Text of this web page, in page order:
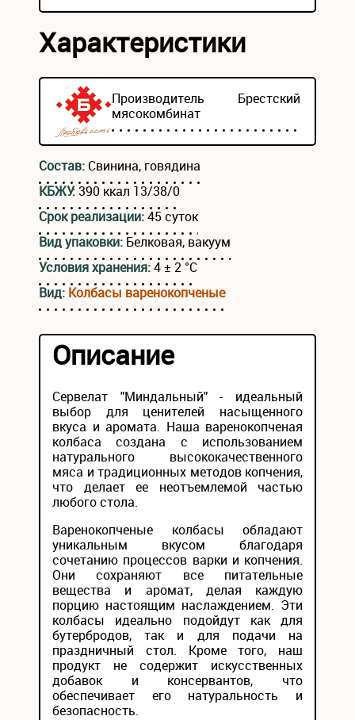
Характеристики
Производитель Брестский
мясокомбинат
Состав: Свинина, говядина
КБЖУ:390 ккал 13/38/0
Срок реализации:45 суток
Вид упаковки: Белковая, вакуум
Условия хранения:4 ± 2 °С
Вид: Колбасы варенокопченые
Описание
Сервелат "Миндальный" - идеальный
выбор для ценителей насыщенного
вкуса и аромата. Наша варенокопченая
колбаса создана с использованием
натурального высококачественного
мяса и традиционных методов копчения,
что делает ее неотъемлемой частью
любого стола.
Варенокопченые колбасы обладают
уникальным вкусом благодаря
сочетанию процессов варки и копчения.
Они сохраняют все питательные
вещества и аромат, делая каждую
порцию настоящим наслаждением. Эти
колбасы идеально подойдут как для
бутербродов, так и для подачи на
праздничный стол. Кроме того, наш
продукт не содержит искусственных
добавок и консервантов, что
обеспечивает его натуральность и
безопасность.